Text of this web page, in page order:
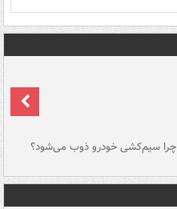
چرا سیم‌کشی خودرو ذوب می‌شود؟